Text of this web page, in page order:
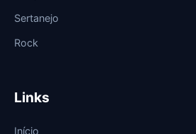
Sertanejo
Rock
Links
Início